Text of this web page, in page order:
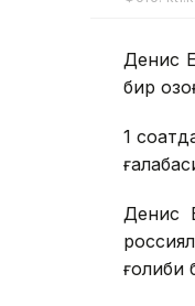
Денис
бир
1
Денис
ғолиби